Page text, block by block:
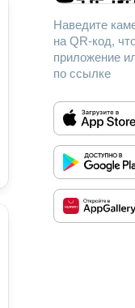
Наведите
на QR-код,
приложение
по ссылке